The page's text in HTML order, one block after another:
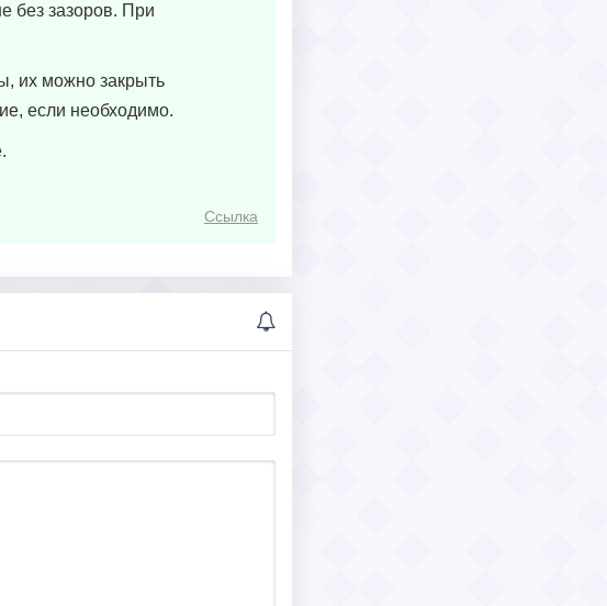
без зазоров. При
их можно закрыть
если необходимо.
Ссылка